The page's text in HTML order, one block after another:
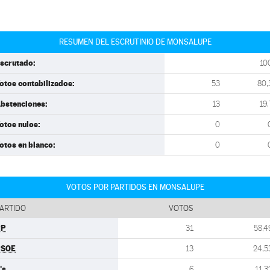
RESUMEN DEL ESCRUTINIO DE MONSALUPE
contabilizados: 53
13
nulos: 0
en blanco: 0
VOTOS POR PARTIDOS EN MONSALUPE
VOTOS
31
13